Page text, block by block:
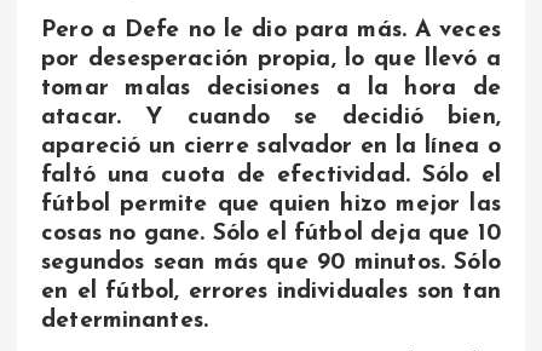
Pero a Defe no le dio para más. A veces
por desesperación propia, lo que llevó a
tomar malas decisiones a la hora de
atacar. Y cuando se decidió bien,
apareció un cierre salvador en la línea o
faltó una cuota de efectividad. Sólo el
fútbol permite que quien hizo mejor las
cosas no gane. Sólo el fútbol deja que 10
segundos sean más que 90 minutos. Sólo
en el fútbol, errores individuales son tan
determinantes.